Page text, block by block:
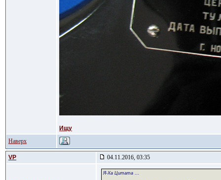
Ищу
Наверх
VP 04.11.2016, 03:35
Я-Ха Цитата ...